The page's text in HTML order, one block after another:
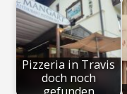
Pizzeria in Travis
doch noch